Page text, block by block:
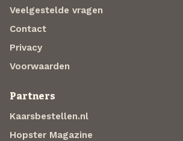
Veelgestelde vragen
Contact
Privacy
Voorwaarden
Partners
Kaarsbestellen.nl
Hopster Magazine